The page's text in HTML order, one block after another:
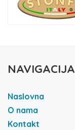
NAVIGACIJA
Naslovna
O nama
Kontakt